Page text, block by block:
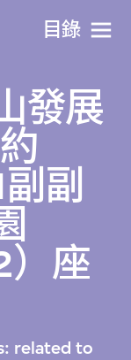
目​錄
發展
副
）座
related to